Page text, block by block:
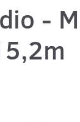
-